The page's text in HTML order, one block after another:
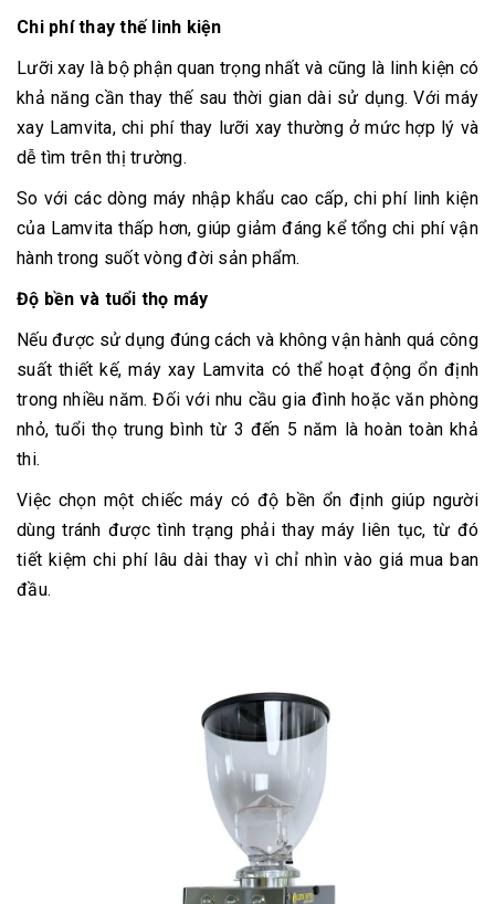
Chi phí thay thế linh kiện
Lưỡi xay là bộ phận quan trọng nhất và cũng là linh kiện có
khả năng cần thay thế sau thời gian dài sử dụng. Với máy
xay Lamvita, chi phí thay lưỡi xay thường ở mức hợp lý và
dễ tìm trên thị trường.
So với các dòng máy nhập khẩu cao cấp, chi phí linh kiện
của Lamvita thấp hơn, giúp giảm đáng kể tổng chi phí vận
hành trong suốt vòng đời sản phẩm.
Độ bền và tuổi thọ máy
Nếu được sử dụng đúng cách và không vận hành quá công
suất thiết kế, máy xay Lamvita có thể hoạt động ổn định
trong nhiều năm. Đối với nhu cầu gia đình hoặc văn phòng
nhỏ, tuổi thọ trung bình từ 3 đến 5 năm là hoàn toàn khả
thi.
Việc chọn một chiếc máy có độ bền ổn định giúp người
dùng tránh được tình trạng phải thay máy liên tục, từ đó
tiết kiệm chi phí lâu dài thay vì chỉ nhìn vào giá mua ban
đầu.